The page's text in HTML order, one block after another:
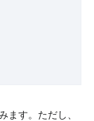
ます。ただし、